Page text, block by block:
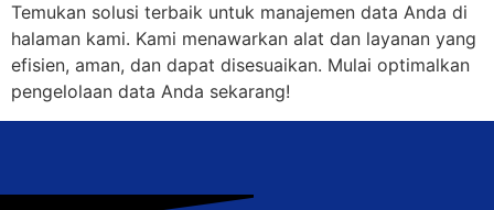
Temukan solusi terbaik untuk manajemen data Anda di
halaman kami. Kami menawarkan alat dan layanan yang
efisien, aman, dan dapat disesuaikan. Mulai optimalkan
pengelolaan data Anda sekarang!